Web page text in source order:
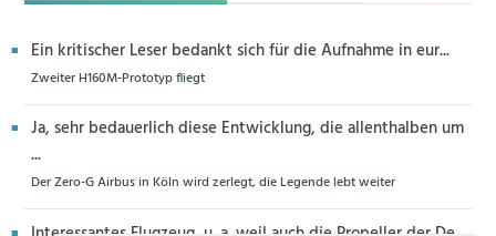
Ein kritischer Leser bedankt sich für die Aufnahme in eur...
Zweiter H160M-Prototyp fliegt
Ja, sehr bedauerlich diese Entwicklung, die allenthalben um
...
Der Zero-G Airbus in Köln wird zerlegt, die Legende lebt weiter